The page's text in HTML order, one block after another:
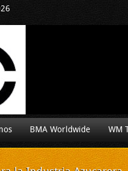
BMA Worldwide WM